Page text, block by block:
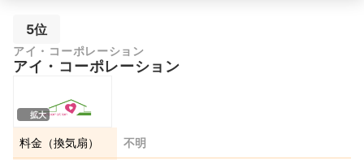
5位
アイ・コーポレーション
アイ・コーポレーション
拡大
料金（換気扇） 不明